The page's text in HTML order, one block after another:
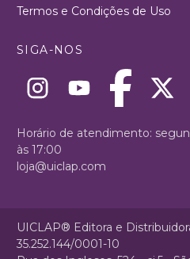
Termos e Condições de Uso
SIGA-NOS
Horário de atendimento:
às 17:00
loja@uiclap.com
UICLAP® Editora e
35.252.144/0001-10